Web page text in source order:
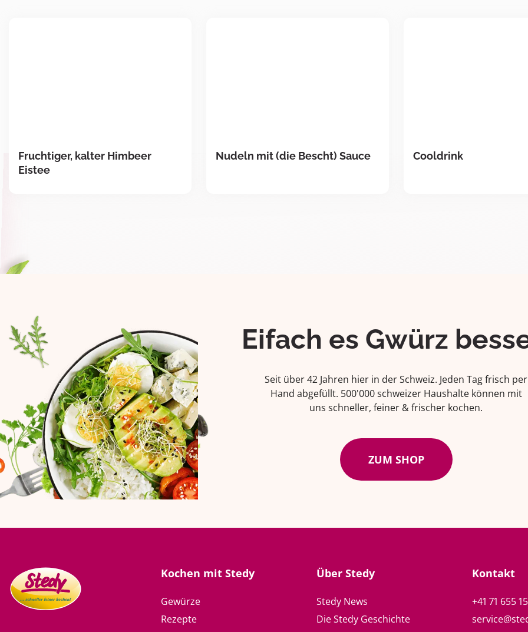
Fruchtiger, kalter Himbeer
Eistee
Nudeln mit (die Bescht) Sauce Cooldrink
Eifach es Gwürz
Seit über 42 Jahren hier in der Schweiz. Jeden Tag frisch per
Hand abgefüllt. 500'000 schweizer Haushalte können mit
uns schneller, feiner & frischer kochen.
ZUM SHOP
Kochen mit Stedy
Gewürze
Rezepte
Über Stedy
Stedy News
Die Stedy Geschichte
Kontakt
+41 71 655